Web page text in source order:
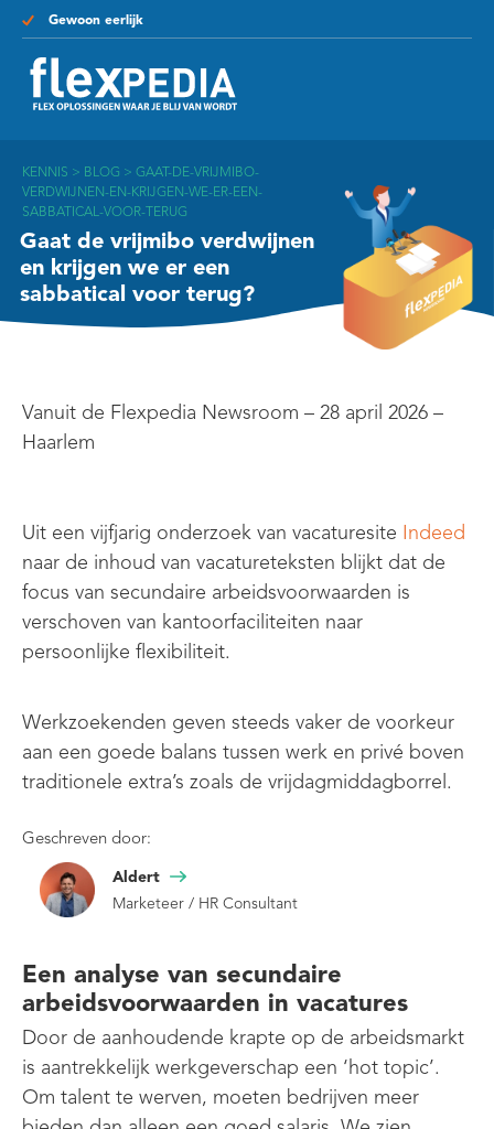
Gewoon eerlijk
KENNIS > BLOG > GAAT-DE-VRIJMIBO-
VERDWIJNEN-EN-KRIJGEN-WE-ER-EEN-
SABBATICAL-VOOR-TERUG
Gaat de vrijmibo verdwijnen
en krijgen we er een
sabbatical voor terug?
Vanuit de Flexpedia Newsroom – 28 april 2026 –
Haarlem
Uit een vijfjarig onderzoek van vacaturesite Indeed
naar de inhoud van vacatureteksten blijkt dat de
focus van secundaire arbeidsvoorwaarden is
verschoven van kantoorfaciliteiten naar
persoonlijke flexibiliteit.
Werkzoekenden geven steeds vaker de voorkeur
aan een goede balans tussen werk en privé boven
traditionele extra’s zoals de vrijdagmiddagborrel.
Geschreven door:
Aldert
Marketeer / HR Consultant
Een analyse van secundaire
arbeidsvoorwaarden in vacatures
Door de aanhoudende krapte op de arbeidsmarkt
is aantrekkelijk werkgeverschap een ‘hot topic’.
Om talent te werven, moeten bedrijven meer